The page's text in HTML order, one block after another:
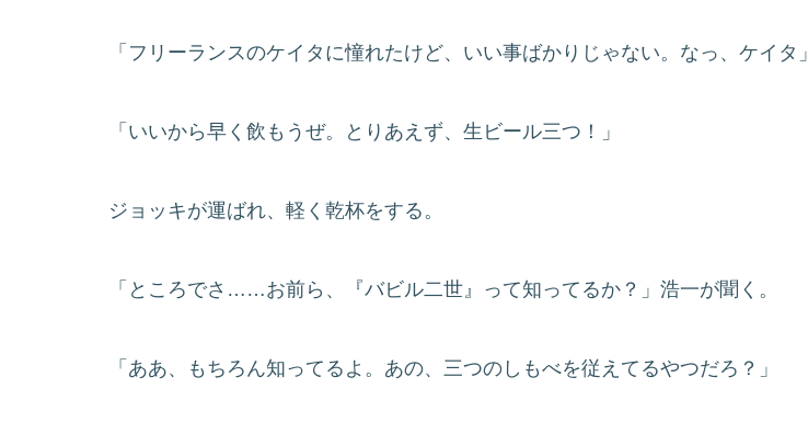
「フリーランスのケイタに憧れたけど、いい事ばかりじゃない。なっ、ケイタ」
「いいから早く飲もうぜ。とりあえず、生ビール三つ！」
ジョッキが運ばれ、軽く乾杯をする。
「ところでさ……お前ら、『バビル二世』って知ってるか？」浩一が聞く。
「ああ、もちろん知ってるよ。あの、三つのしもべを従えてるやつだろ？」